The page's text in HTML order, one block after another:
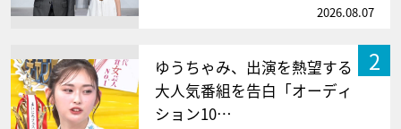
2026.08.07
2
ゆうちゃみ、出演を熱望する
大人気番組を告白「オーディ
ション10…